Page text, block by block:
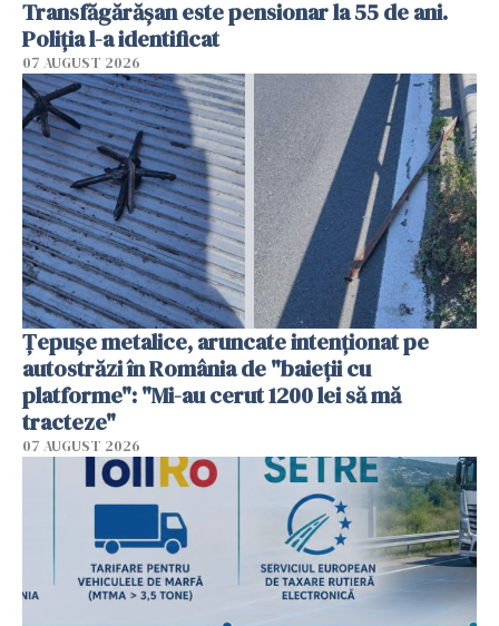
Transfăgărășan este pensionar la 55 de ani.
Poliția l-a identificat
07 AUGUST 2026
Țepușe metalice, aruncate intenționat pe
autostrăzi în România de "baieții cu
platforme": "Mi-au cerut 1200 lei să mă
tracteze"
07 AUGUST 2026